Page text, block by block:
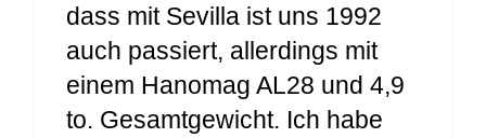
dass mit Sevilla ist uns 1992
auch passiert, allerdings mit
einem Hanomag AL28 und 4,9
to. Gesamtgewicht. Ich habe